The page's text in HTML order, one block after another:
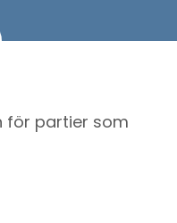
för partier som